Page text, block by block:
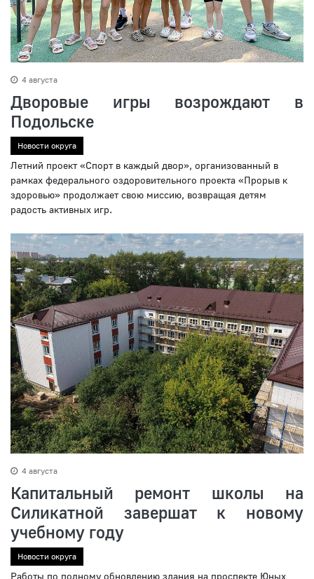
4 августа
Дворовые игры возрождают в
Подольске
Новости округа
Летний проект «Спорт в каждый двор», организованный в
рамках федерального оздоровительного проекта «Прорыв к
здоровью» продолжает свою миссию, возвращая детям
радость активных игр.
4 августа
Капитальный ремонт школы на
Силикатной завершат к новому
учебному году
Новости округа
Работы по полному обновлению здания на проспекте Юных